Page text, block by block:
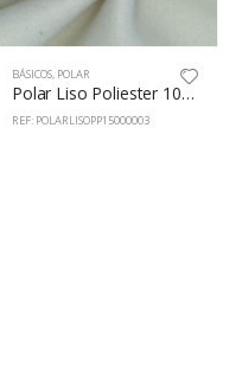
BÁSICOS, POLAR
Polar Liso Poliester 100% 150cm c/Beig
REF: POLARLISOPP15000003